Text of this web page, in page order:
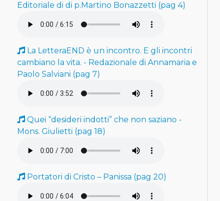
Editoriale di di p.Martino Bonazzetti (pag 4)
La LetteraEND è un incontro. E gli incontri
cambiano la vita. - Redazionale di Annamaria e
Paolo Salviani (pag 7)
Quei “desideri indotti” che non saziano -
Mons. Giulietti (pag 18)
Portatori di Cristo – Panissa (pag 20)